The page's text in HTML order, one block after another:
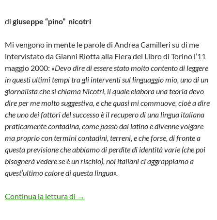
di giuseppe “pino” nicotri
Mi vengono in mente le parole di Andrea Camilleri su di me
intervistato da Gianni Riotta alla Fiera del Libro di Torino l’11
maggio 2000: «Devo dire di essere stato molto contento di leggere
in questi ultimi tempi tra gli interventi sul linguaggio mio, uno di un
giornalista che si chiama Nicotri, il quale elabora una teoria devo
dire per me molto suggestiva, e che quasi mi commuove, cioè a dire
che uno dei fattori del successo è il recupero di una lingua italiana
praticamente contadina, come passò dal latino e divenne volgare
ma proprio con termini contadini, terreni, e che forse, di fronte a
questa previsione che abbiamo di perdite di identità varie (che poi
bisognerà vedere se è un rischio), noi italiani ci aggrappiamo a
quest’ultimo calore di questa lingua».
Continua la lettura di RICORDANDO CAMILLERI E LA SUA
→